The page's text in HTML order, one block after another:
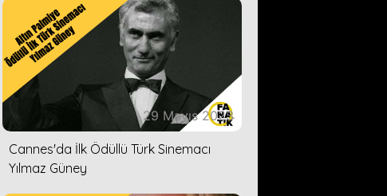
29 Mayıs 2023
Cannes'da İlk Ödüllü Türk Sinemacı
Yılmaz Güney